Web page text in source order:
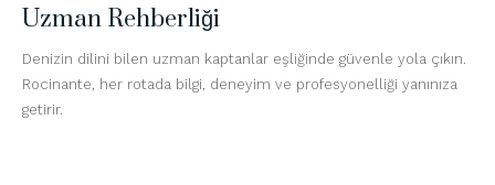
Uzman Rehberliği
Denizin dilini bilen uzman kaptanlar eşliğinde güvenle yola çıkın.
Rocinante, her rotada bilgi, deneyim ve profesyonelliği yanınıza
getirir.